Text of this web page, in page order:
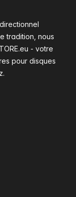
tradition, nous
- votre
pour disques